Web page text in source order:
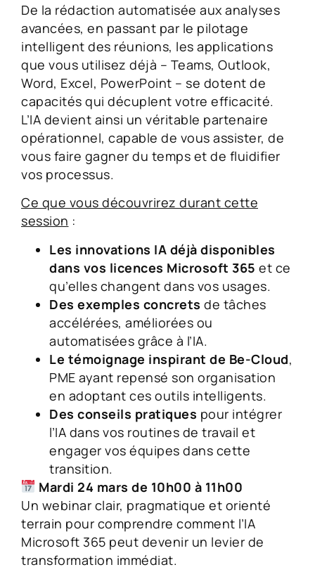
De la rédaction automatisée aux analyses
avancées, en passant par le pilotage
intelligent des réunions, les applications
que vous utilisez déjà – Teams, Outlook,
Word, Excel, PowerPoint – se dotent de
capacités qui décuplent votre efficacité.
L’IA devient ainsi un véritable partenaire
opérationnel, capable de vous assister, de
vous faire gagner du temps et de fluidifier
vos processus.
Ce que vous découvrirez durant cette
session :
Les innovations IA déjà disponibles
dans vos licences Microsoft 365 et ce
qu’elles changent dans vos usages.
Des exemples concrets de tâches
accélérées, améliorées ou
automatisées grâce à l’IA.
Le témoignage inspirant de Be-Cloud,
PME ayant repensé son organisation
en adoptant ces outils intelligents.
Des conseils pratiques pour intégrer
l’IA dans vos routines de travail et
engager vos équipes dans cette
transition.
Mardi 24 mars de 10h00 à 11h00
Un webinar clair, pragmatique et orienté
terrain pour comprendre comment l’IA
Microsoft 365 peut devenir un levier de
transformation immédiat.